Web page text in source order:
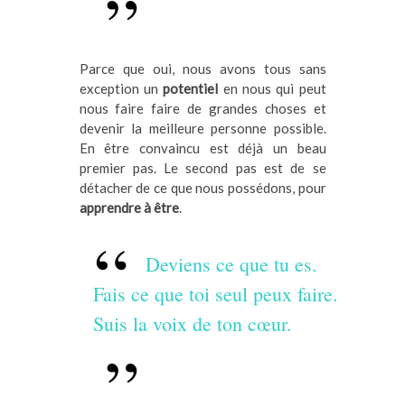
Parce que oui, nous avons tous sans
exception unpotentiel en nous qui peut
nous faire faire de grandes choses et
devenir la meilleure personne possible.
En être convaincu est déjà un beau
premier pas. Le second pas est de se
détacher de ce que nous possédons, pour
apprendre à être.
Deviens ce que tu es.
Fais ce que toi seul peux faire.
Suis la voix de ton cœur.